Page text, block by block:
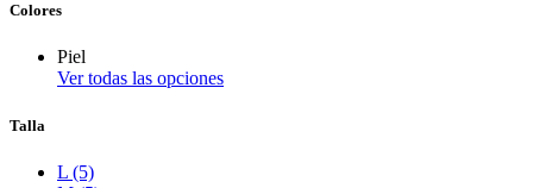
Colores
Piel
Ver todas las opciones
Talla
L (5)